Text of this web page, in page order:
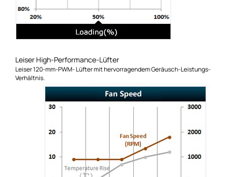
Leiser High-Performance-Lüfter
Leiser 120-mm-PWM- Lüfter mit hervorragendem Geräusch-Leistungs-
Verhältnis.